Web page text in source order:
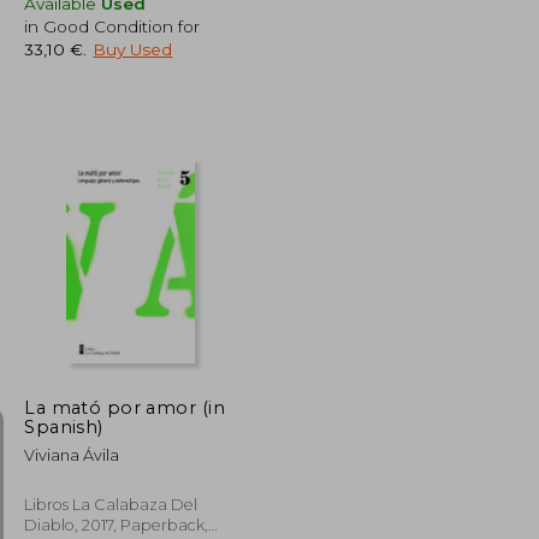
36,04 €
in Good Condition for
33,10 €
Buy Used
La mató por amor (in
Spanish)
Viviana Ávila
Libros La Calabaza Del
Diablo, 2017, Paperback,